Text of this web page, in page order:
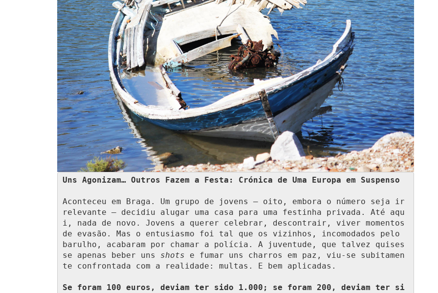
Uns Agonizam… Outros Fazem a Festa: Crónica de Uma Europa em Suspenso
Aconteceu em Braga. Um grupo de jovens — oito, embora o número seja ir
relevante — decidiu alugar uma casa para uma festinha privada. Até aqu
i, nada de novo. Jovens a querer celebrar, descontrair, viver momentos
de evasão. Mas o entusiasmo foi tal que os vizinhos, incomodados pelo
barulho, acabaram por chamar a polícia. A juventude, que talvez quises
se apenas beber uns shots e fumar uns charros em paz, viu-se subitamen
te confrontada com a realidade: multas. E bem aplicadas.
Se foram 100 euros, deviam ter sido 1.000; se foram 200, deviam ter si